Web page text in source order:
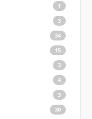
1
3
34
15
3
4
3
30